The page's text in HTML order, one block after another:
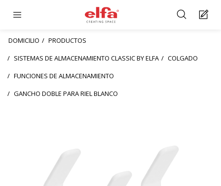
DOMICILIO
PRODUCTOS
SISTEMAS DE ALMACENAMIENTO CLASSIC BY ELFA
COLGADO
FUNCIONES DE ALMACENAMIENTO
GANCHO DOBLE PARA RIEL BLANCO